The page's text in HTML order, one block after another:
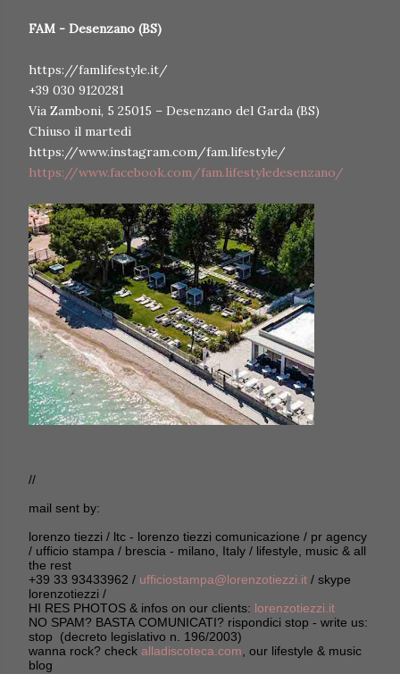
FAM - Desenzano (BS)
https://famlifestyle.it/
+39 030 9120281
Via Zamboni, 5 25015 – Desenzano del Garda (BS)
Chiuso il martedì
https://www.instagram.com/fam.lifestyle/
https://www.facebook.com/fam.lifestyledesenzano/
//
mail sent by:
lorenzo tiezzi / ltc - lorenzo tiezzi comunicazione / pr agency
/ ufficio stampa / brescia - milano, Italy / lifestyle, music & all
the rest
+39 33 93433962 / ufficiostampa@lorenzotiezzi.it / skype
lorenzotiezzi /
HI RES PHOTOS & infos on our clients: lorenzotiezzi.it
NO SPAM? BASTA COMUNICATI? rispondici stop - write us:
stop (decreto legislativo n. 196/2003)
wanna rock? check alladiscoteca.com , our lifestyle & music
blog